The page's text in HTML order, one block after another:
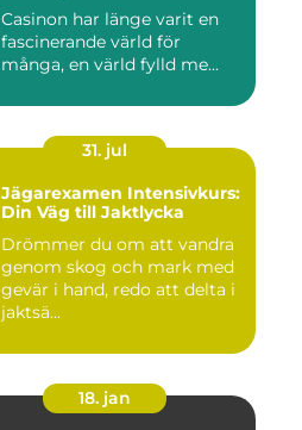
Casinon har länge varit en
fascinerande värld för
många, en värld fylld me...
31. jul
Jägarexamen Intensivkurs:
Din Väg till Jaktlycka
Drömmer du om att vandra
genom skog och mark med
gevär i hand, redo att delta i
jaktsä...
18. jan